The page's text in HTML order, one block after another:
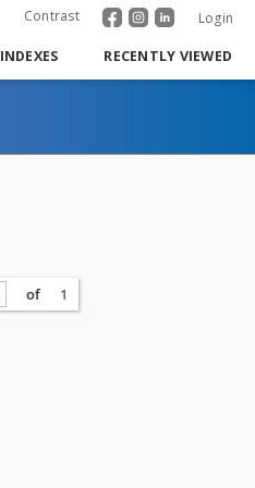
Contrast Login
INDEXES RECENTLY VIEWED
of 1